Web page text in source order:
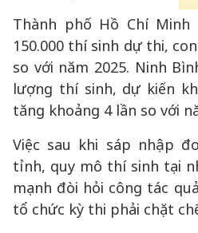
Thành phố Hồ Chí
150.000 thí sinh dự thi,
so với năm 2025. Ninh
lượng thí sinh, dự kiến
tăng khoảng 4 lần so với
Việc sau khi sáp nhập
tỉnh, quy mô thí sinh tại
mạnh đòi hỏi công tác
tổ chức kỳ thi phải chặt